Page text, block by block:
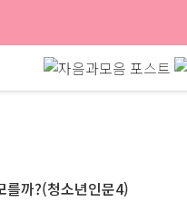
를까?(청소년인문4)